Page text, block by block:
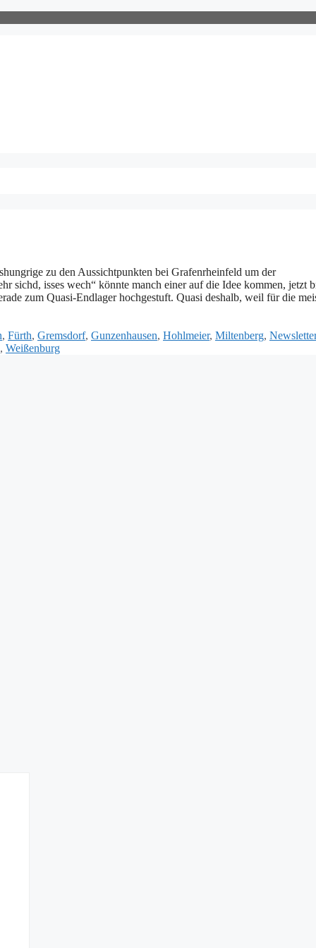
zu den Aussichtpunkten bei Grafenrheinfeld um der
sichd, isses wech“ könnte manch einer auf die Idee kommen, jetzt
zum Quasi-Endlager hochgestuft. Quasi deshalb, weil für die
, Fürth, Gremsdorf, Gunzenhausen, Hohlmeier, Miltenberg, Newsletter
, Weißenburg